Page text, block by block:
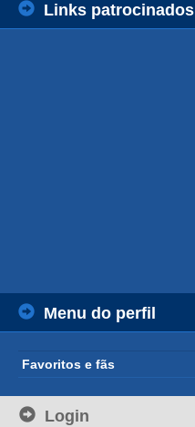
Links patrocinados
Menu do perfil
Favoritos e fãs
Login